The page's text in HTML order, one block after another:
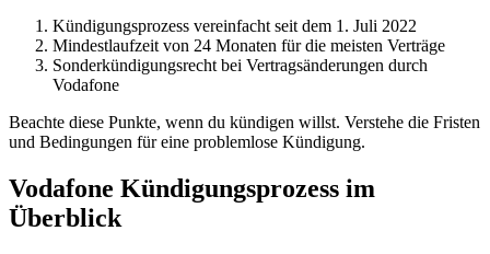
Kündigungsprozess vereinfacht seit dem 1. Juli 2022
Mindestlaufzeit von 24 Monaten für die meisten Verträge
Sonderkündigungsrecht bei Vertragsänderungen durch
Vodafone
Beachte diese Punkte, wenn du kündigen willst. Verstehe die Fristen
und Bedingungen für eine problemlose Kündigung.
Vodafone Kündigungsprozess im
Überblick